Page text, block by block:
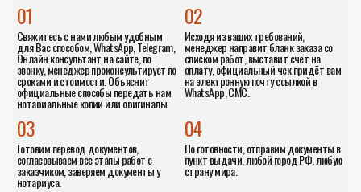
01
Свяжитесь с нами любым удобным
для Вас способом, WhatsApp, Telegram,
Онлайн консультант на сайте, по
звонку, менеджер проконсультирует по
сроками и стоимости. Объяснит
официальные способы передать нам
нотариальные копии или оригиналы
02
Исходя из ваших требований,
менеджер направит бланк заказа со
списком работ, выставит счёт на
оплату, официальный чек придёт вам
на электронную почту ссылкой в
WhatsApp, СМС.
04
По готовности, отправим документы в
пункт выдачи, любой город РФ, любую
страну мира.
03
Готовим перевод документов,
согласовываем все этапы работ с
заказчиком, заверяем документы у
нотариуса.